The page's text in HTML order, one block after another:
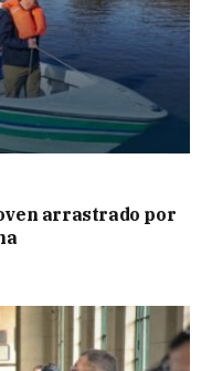
arrastrado por